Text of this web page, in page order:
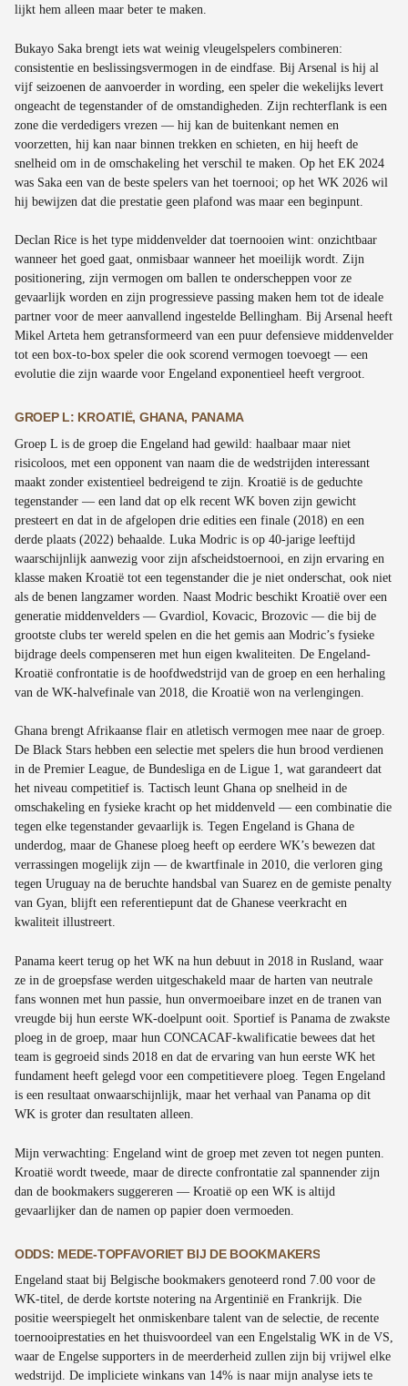
lijkt hem alleen maar beter te maken.
Bukayo Saka brengt iets wat weinig vleugelspelers combineren:
consistentie en beslissingsvermogen in de eindfase. Bij Arsenal is hij al
vijf seizoenen de aanvoerder in wording, een speler die wekelijks levert
ongeacht de tegenstander of de omstandigheden. Zijn rechterflank is een
zone die verdedigers vrezen — hij kan de buitenkant nemen en
voorzetten, hij kan naar binnen trekken en schieten, en hij heeft de
snelheid om in de omschakeling het verschil te maken. Op het EK 2024
was Saka een van de beste spelers van het toernooi; op het WK 2026 wil
hij bewijzen dat die prestatie geen plafond was maar een beginpunt.
Declan Rice is het type middenvelder dat toernooien wint: onzichtbaar
wanneer het goed gaat, onmisbaar wanneer het moeilijk wordt. Zijn
positionering, zijn vermogen om ballen te onderscheppen voor ze
gevaarlijk worden en zijn progressieve passing maken hem tot de ideale
partner voor de meer aanvallend ingestelde Bellingham. Bij Arsenal heeft
Mikel Arteta hem getransformeerd van een puur defensieve middenvelder
tot een box-to-box speler die ook scorend vermogen toevoegt — een
evolutie die zijn waarde voor Engeland exponentieel heeft vergroot.
GROEP L: KROATIË, GHANA, PANAMA
Groep L is de groep die Engeland had gewild: haalbaar maar niet
risicoloos, met een opponent van naam die de wedstrijden interessant
maakt zonder existentieel bedreigend te zijn. Kroatië is de geduchte
tegenstander — een land dat op elk recent WK boven zijn gewicht
presteert en dat in de afgelopen drie edities een finale (2018) en een
derde plaats (2022) behaalde. Luka Modric is op 40-jarige leeftijd
waarschijnlijk aanwezig voor zijn afscheidstoernooi, en zijn ervaring en
klasse maken Kroatië tot een tegenstander die je niet onderschat, ook niet
als de benen langzamer worden. Naast Modric beschikt Kroatië over een
generatie middenvelders — Gvardiol, Kovacic, Brozovic — die bij de
grootste clubs ter wereld spelen en die het gemis aan Modric’s fysieke
bijdrage deels compenseren met hun eigen kwaliteiten. De Engeland-
Kroatië confrontatie is de hoofdwedstrijd van de groep en een herhaling
van de WK-halvefinale van 2018, die Kroatië won na verlengingen.
Ghana brengt Afrikaanse flair en atletisch vermogen mee naar de groep.
De Black Stars hebben een selectie met spelers die hun brood verdienen
in de Premier League, de Bundesliga en de Ligue 1, wat garandeert dat
het niveau competitief is. Tactisch leunt Ghana op snelheid in de
omschakeling en fysieke kracht op het middenveld — een combinatie die
tegen elke tegenstander gevaarlijk is. Tegen Engeland is Ghana de
underdog, maar de Ghanese ploeg heeft op eerdere WK’s bewezen dat
verrassingen mogelijk zijn — de kwartfinale in 2010, die verloren ging
tegen Uruguay na de beruchte handsbal van Suarez en de gemiste penalty
van Gyan, blijft een referentiepunt dat de Ghanese veerkracht en
kwaliteit illustreert.
Panama keert terug op het WK na hun debuut in 2018 in Rusland, waar
ze in de groepsfase werden uitgeschakeld maar de harten van neutrale
fans wonnen met hun passie, hun onvermoeibare inzet en de tranen van
vreugde bij hun eerste WK-doelpunt ooit. Sportief is Panama de zwakste
ploeg in de groep, maar hun CONCACAF-kwalificatie bewees dat het
team is gegroeid sinds 2018 en dat de ervaring van hun eerste WK het
fundament heeft gelegd voor een competitievere ploeg. Tegen Engeland
is een resultaat onwaarschijnlijk, maar het verhaal van Panama op dit
WK is groter dan resultaten alleen.
Mijn verwachting: Engeland wint de groep met zeven tot negen punten.
Kroatië wordt tweede, maar de directe confrontatie zal spannender zijn
dan de bookmakers suggereren — Kroatië op een WK is altijd
gevaarlijker dan de namen op papier doen vermoeden.
ODDS: MEDE-TOPFAVORIET BIJ DE BOOKMAKERS
Engeland staat bij Belgische bookmakers genoteerd rond 7.00 voor de
WK-titel, de derde kortste notering na Argentinië en Frankrijk. Die
positie weerspiegelt het onmiskenbare talent van de selectie, de recente
toernooiprestaties en het thuisvoordeel van een Engelstalig WK in de VS,
waar de Engelse supporters in de meerderheid zullen zijn bij vrijwel elke
wedstrijd. De impliciete winkans van 14% is naar mijn analyse iets te